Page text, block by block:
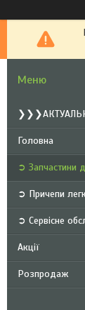
Головна
➲ Запчастини
➲ Причепи
➲ Сервісне
Акції
Розпродаж